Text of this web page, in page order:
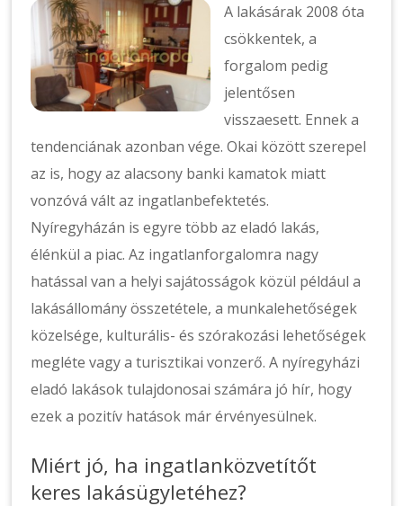
A lakásárak 2008 óta
csökkentek, a
forgalom pedig
jelentősen
visszaesett. Ennek a
tendenciának azonban vége. Okai között szerepel
az is, hogy az alacsony banki kamatok miatt
vonzóvá vált az ingatlanbefektetés.
Nyíregyházán is egyre több az eladó lakás,
élénkül a piac. Az ingatlanforgalomra nagy
hatással van a helyi sajátosságok közül például a
lakásállomány összetétele, a munkalehetőségek
közelsége, kulturális- és szórakozási lehetőségek
megléte vagy a turisztikai vonzerő. A nyíregyházi
eladó lakások tulajdonosai számára jó hír, hogy
ezek a pozitív hatások már érvényesülnek.
Miért jó, ha ingatlanközvetítőt
keres lakásügyletéhez?